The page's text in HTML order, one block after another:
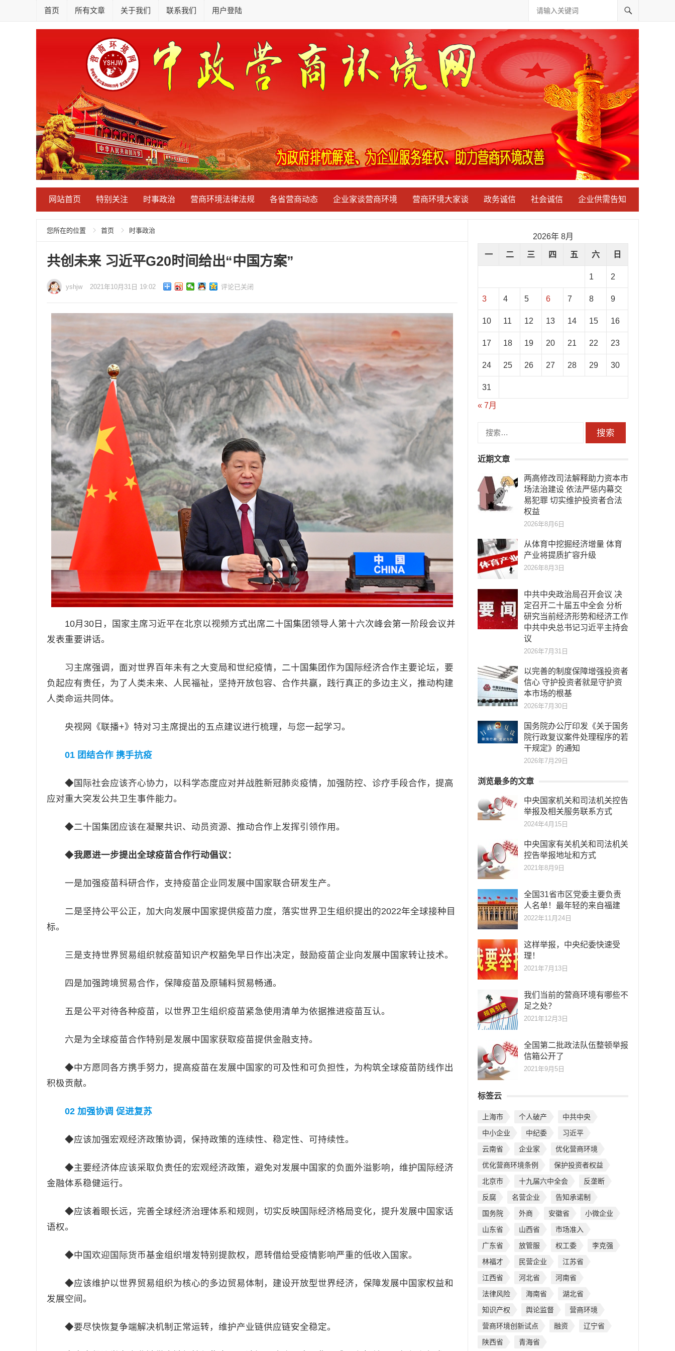
首页 所有文章 关于我们 联系我们 用户登陆
网站首页 特别关注 时事政治 营商环境法律法规 各省营商动态 企业家谈营商环境 营商环境大家谈 政务诚信 社会诚信 企业供需告知
您所在的位置 首页 时事政治
共创未来 习近平G20时间给出“中国方案”
yshjw 2021年10月31日 19:02 评论已关闭
10月30日，国家主席习近平在北京以视频方式出席二十国集团领导人第十六次峰会第一阶段会议并
发表重要讲话。
习主席强调，面对世界百年未有之大变局和世纪疫情，二十国集团作为国际经济合作主要论坛，要
负起应有责任，为了人类未来、人民福祉，坚持开放包容、合作共赢，践行真正的多边主义，推动构建
人类命运共同体。
央视网《联播+》特对习主席提出的五点建议进行梳理，与您一起学习。
01 团结合作 携手抗疫
◆国际社会应该齐心协力，以科学态度应对并战胜新冠肺炎疫情，加强防控、诊疗手段合作，提高
应对重大突发公共卫生事件能力。
◆二十国集团应该在凝聚共识、动员资源、推动合作上发挥引领作用。
◆我愿进一步提出全球疫苗合作行动倡议：
一是加强疫苗科研合作，支持疫苗企业同发展中国家联合研发生产。
二是坚持公平公正，加大向发展中国家提供疫苗力度，落实世界卫生组织提出的2022年全球接种目
标。
三是支持世界贸易组织就疫苗知识产权豁免早日作出决定，鼓励疫苗企业向发展中国家转让技术。
四是加强跨境贸易合作，保障疫苗及原辅料贸易畅通。
五是公平对待各种疫苗，以世界卫生组织疫苗紧急使用清单为依据推进疫苗互认。
六是为全球疫苗合作特别是发展中国家获取疫苗提供金融支持。
◆中方愿同各方携手努力，提高疫苗在发展中国家的可及性和可负担性，为构筑全球疫苗防线作出
积极贡献。
02 加强协调 促进复苏
◆应该加强宏观经济政策协调，保持政策的连续性、稳定性、可持续性。
◆主要经济体应该采取负责任的宏观经济政策，避免对发展中国家的负面外溢影响，维护国际经济
金融体系稳健运行。
◆应该着眼长远，完善全球经济治理体系和规则，切实反映国际经济格局变化，提升发展中国家话
语权。
◆中国欢迎国际货币基金组织增发特别提款权，愿转借给受疫情影响严重的低收入国家。
◆应该维护以世界贸易组织为核心的多边贸易体制，建设开放型世界经济，保障发展中国家权益和
发展空间。
◆要尽快恢复争端解决机制正常运转，维护产业链供应链安全稳定。
2026年 8月
一 二 三 四 五 六 日
1 2
3 4 5 6 7 8 9
10 11 12 13 14 15 16
17 18 19 20 21 22 23
24 25 26 27 28 29 30
31
« 7月
近期文章
两高修改司法解释助力资本市
场法治建设 依法严惩内幕交
易犯罪 切实维护投资者合法
权益
2026年8月6日
从体育中挖掘经济增量 体育
产业将提质扩容升级
2026年8月3日
中共中央政治局召开会议 决
定召开二十届五中全会 分析
研究当前经济形势和经济工作
中共中央总书记习近平主持会
议
2026年7月31日
以完善的制度保障增强投资者
信心 守护投资者就是守护资
本市场的根基
2026年7月30日
国务院办公厅印发《关于国务
院行政复议案件处理程序的若
干规定》的通知
2026年7月29日
浏览最多的文章
中央国家机关和司法机关控告
举报及相关服务联系方式
2024年4月15日
中央国家有关机关和司法机关
控告举报地址和方式
2021年8月9日
全国31省市区党委主要负责
人名单！最年轻的来自福建
2022年11月24日
这样举报，中央纪委快速受
理！
2021年7月13日
我们当前的营商环境有哪些不
足之处？
2021年12月3日
全国第二批政法队伍整顿举报
信箱公开了
2021年9月5日
标签云
上海市 个人破产
中共中央
中小企业
中纪委
习近平
云南省
企业家
优化营商环境
优化营商环境条例
保护投资者权益
北京市
十九届六中全会
反垄断
反腐
名营企业
告知承诺制
国务院
外商 安徽省
小微企业
山东省
山西省
市场准入
广东省
放管服 权工委
李克强
林福才
民营企业
江苏省
江西省
河北省
河南省
法律风险
海南省
湖北省
知识产权
舆论监督
营商环境
营商环境创新试点
融资
辽宁省
陕西省
青海省